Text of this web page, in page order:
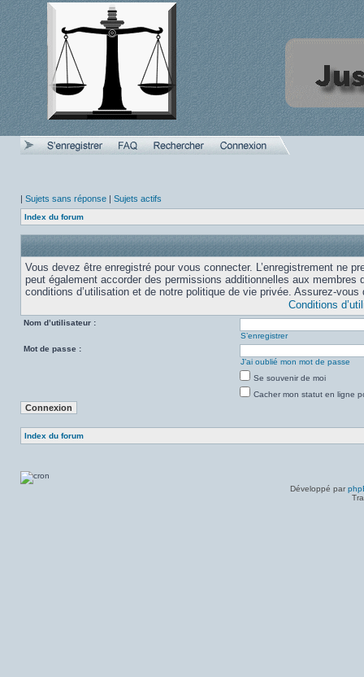
| Sujets sans réponse | Sujets actifs
Index du forum
Vous devez être enregistré pour vous connecter. L’enregistrement ne
peut également accorder des permissions additionnelles aux
conditions d’utilisation et de notre politique de vie privée. Assurez-
Conditions
Nom d’utilisateur :
S’enregistrer
Mot de passe :
J’ai oublié mon mot de passe
Se souvenir de moi
Cacher mon statut en ligne
Index du forum
Développé par